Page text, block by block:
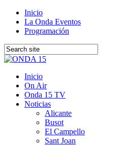
Inicio
La Onda Eventos
Programación
Inicio
On Air
Onda 15 TV
Noticias
Alicante
Busot
El Campello
Sant Joan